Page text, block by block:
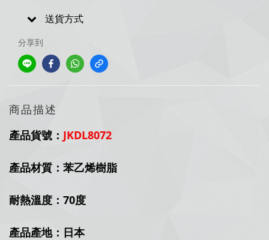
送貨方式
分享到
商品描述
產品貨號： JKDL8072
產品材質：苯乙烯樹脂
耐熱溫度：70度
產品產地：日本